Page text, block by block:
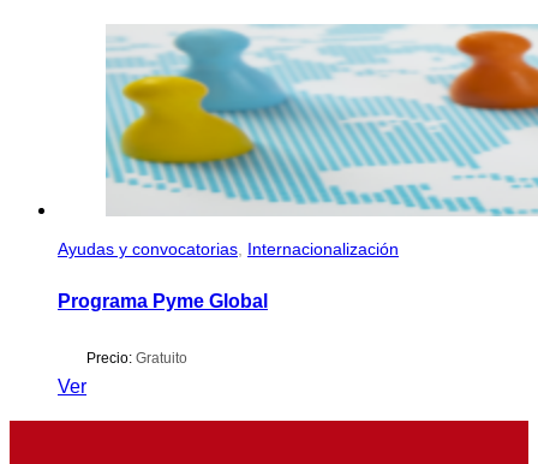
Ayudas y convocatorias Internacionalización
Programa Pyme Global
Precio: Gratuito
Ver